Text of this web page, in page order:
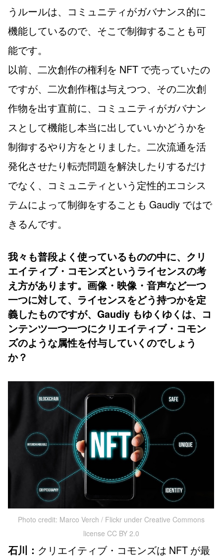
うルールは、コミュニティがガバナンス的に
機能しているので、そこで制御することも可
能です。
以前、二次創作の権利を NFT で売っていたの
ですが、二次創作権は与えつつ、その二次創
作物を出す直前に、コミュニティがガバナン
スとして機能し本当に出していいかどうかを
制御するやり方をとりました。二次流通を活
発化させたり転売問題を解決したりするだけ
でなく、コミュニティという定性的エコシス
テムによって制御をすることも Gaudiy ではで
きるんです。
我々も普段よく使っているものの中に、クリ
エイティブ・コモンズというライセンスの考
え方があります。画像・映像・音声など一つ
一つに対して、ライセンスをどう持つかを定
義したものですが、Gaudiy もゆくゆくは、コ
ンテンツ一つ一つにクリエイティブ・コモン
ズのような属性を付与していくのでしょう
か？
Photo credit: Marco Verch / Flickr under Creative Commons
license CC BY 2.0
石川： クリエイティブ・コモンズは NFT が最